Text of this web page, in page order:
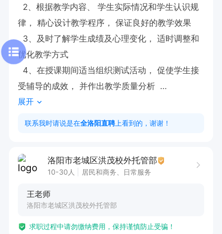
  2、根据教学内容、 学生实际情况和学生认识规
律， 精心设计教学程序， 保证良好的教学效果
  3、及时了解学生成绩及心理变化， 适时调整和
优化教学方式
  4、在授课期间适当组织测试活动， 促使学生接
受辅导的成效， 并作出教学质量分析
  【薪资待遇】
【岗位要求】
均可；
团队合作精神；
展开
联系我时请说是在全洛阳直聘 上看到的，谢谢！
洛阳市老城区洪茂校外托管部
10-30人 居民和商务、日常服务
王老师
洛阳市老城区洪茂校外托管部
求职过程中请勿缴纳费用，保持谨慎防止受骗！